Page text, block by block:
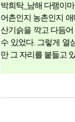
박희탁_남해 다랭이마
어촌인지 농촌인지
산기슭을 깍고 다듬
수 있었다. 그렇게 열
만 그 자리를 붙들고